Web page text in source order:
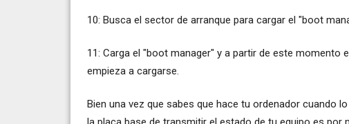
10: Busca el sector de arranque para cargar el "boot
11: Carga el "boot manager" y a partir de este momento
empieza a cargarse.
Bien una vez que sabes que hace tu ordenador cuando